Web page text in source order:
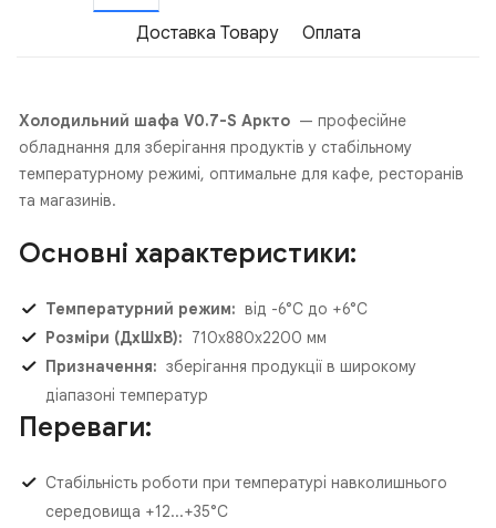
Доставка Товару Оплата
Холодильний шафа V0.7-S Аркто — професійне
обладнання для зберігання продуктів у стабільному
температурному режимі, оптимальне для кафе, ресторанів
та магазинів.
Основні характеристики:
Температурний режим: від -6°C до +6°C
Розміри (ДхШхВ): 710х880х2200 мм
Призначення: зберігання продукції в широкому
діапазоні температур
Переваги:
Стабільність роботи при температурі навколишнього
середовища +12...+35°C